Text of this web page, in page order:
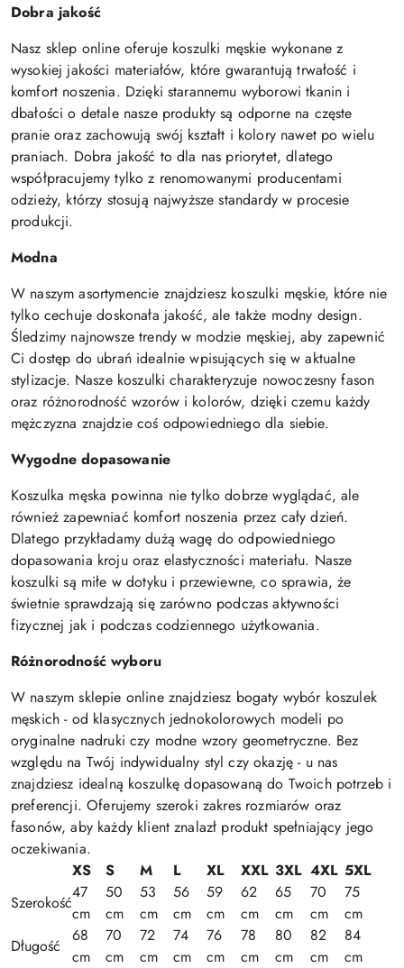
Dobra jakość
Nasz sklep online oferuje koszulki męskie wykonane z
wysokiej jakości materiałów, które gwarantują trwałość i
komfort noszenia. Dzięki starannemu wyborowi tkanin i
dbałości o detale nasze produkty są odporne na częste
pranie oraz zachowują swój kształt i kolory nawet po wielu
praniach. Dobra jakość to dla nas priorytet, dlatego
współpracujemy tylko z renomowanymi producentami
odzieży, którzy stosują najwyższe standardy w procesie
produkcji.
Modna
W naszym asortymencie znajdziesz koszulki męskie, które nie
tylko cechuje doskonała jakość, ale także modny design.
Śledzimy najnowsze trendy w modzie męskiej, aby zapewnić
Ci dostęp do ubrań idealnie wpisujących się w aktualne
stylizacje. Nasze koszulki charakteryzuje nowoczesny fason
oraz różnorodność wzorów i kolorów, dzięki czemu każdy
mężczyzna znajdzie coś odpowiedniego dla siebie.
Wygodne dopasowanie
Koszulka męska powinna nie tylko dobrze wyglądać, ale
również zapewniać komfort noszenia przez cały dzień.
Dlatego przykładamy dużą wagę do odpowiedniego
dopasowania kroju oraz elastyczności materiału. Nasze
koszulki są miłe w dotyku i przewiewne, co sprawia, że
świetnie sprawdzają się zarówno podczas aktywności
fizycznej jak i podczas codziennego użytkowania.
Różnorodność wyboru
W naszym sklepie online znajdziesz bogaty wybór koszulek
męskich - od klasycznych jednokolorowych modeli po
oryginalne nadruki czy modne wzory geometryczne. Bez
względu na Twój indywidualny styl czy okazję - u nas
znajdziesz idealną koszulkę dopasowaną do Twoich potrzeb i
preferencji. Oferujemy szeroki zakres rozmiarów oraz
fasonów, aby każdy klient znalazł produkt spełniający jego
oczekiwania.
XS
S M L XL XXL 3XL 4XL 5XL
Szerokość
47
cm
50
cm
53
cm
56
cm
59
cm
62
cm
65
cm
70
cm
75
cm
Długość
68
cm
70
cm
72
cm
74
cm
76
cm
78
cm
80
cm
82
cm
84
cm